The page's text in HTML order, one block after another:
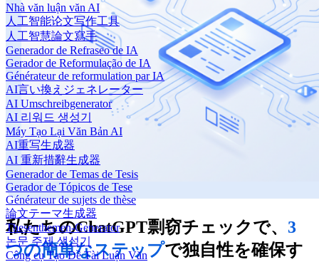
Nhà văn luận văn AI
人工智能论文写作工具
人工智慧論文寫手
Generador de Refraseo de IA
Gerador de Reformulação de IA
Générateur de reformulation par IA
AI言い換えジェネレーター
AI Umschreibgenerator
AI 리워드 생성기
Máy Tạo Lại Văn Bản AI
AI重写生成器
AI 重新措辭生成器
Generador de Temas de Tesis
Gerador de Tópicos de Tese
Générateur de sujets de thèse
論文テーマ生成器
Thesenthemen-Generator
논문 주제 생성기
Công cụ Tạo Đề Tài Luận Văn
私たちのChatGPT剽窃チェックで、 3
つの簡単なステップで独自性を確保す